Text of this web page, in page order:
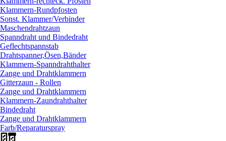
Klammern-Rundpfosten
Sonst. Klammer/Verbinder
Maschendrahtzaun
Spanndraht und Bindedraht
Geflechtspannstab
Drahtspanner,Ösen,Bänder
Klammern-Spanndrahthalter
Zange und Drahtklammern
Gitterzaun - Rollen
Zange und Drahtklammern
Klammern-Zaundrahthalter
Bindedraht
Zange und Drahtklammern
Farb/Reparaturspray